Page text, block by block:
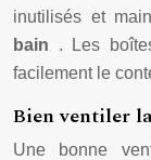
inutilisés et
bain . Les
facilement le
Bien ventiler
Une bonne